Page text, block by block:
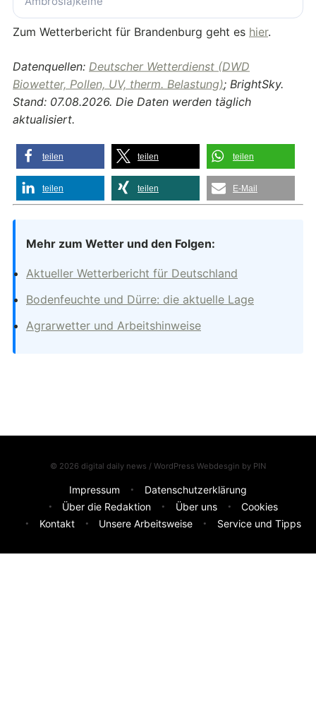
Zum Wetterbericht für Brandenburg geht es hier.
Datenquellen: Deutscher Wetterdienst (DWD
Biowetter, Pollen, UV, therm. Belastung); BrightSky.
Stand: 07.08.2026. Die Daten werden täglich
aktualisiert.
teilen teilen teilen
teilen teilen E-Mail
Mehr zum Wetter und den Folgen:
Aktueller Wetterbericht für Deutschland
Bodenfeuchte und Dürre: die aktuelle Lage
Agrarwetter und Arbeitshinweise
© 2026 digital daily news / WordPress Webdesgin by PIN
Impressum
Datenschutzerklärung
Über die Redaktion
Über uns
Cookies
Kontakt
Unsere Arbeitsweise Service und Tipps